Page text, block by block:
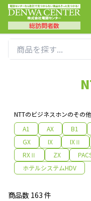
総訪問者数
NTTのビジネスホンのその
A1
AX B1
GX
IX IXⅡ
RXⅡ
ZX
ホテルシステムHDV
商品数 163 件